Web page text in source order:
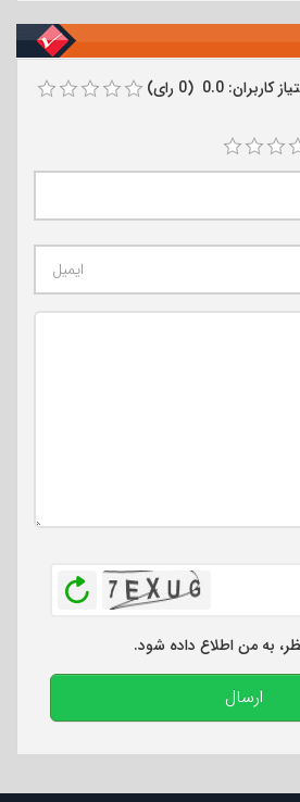
0.0 (0 رای)
به من اطلاع داده شود.
ارسال